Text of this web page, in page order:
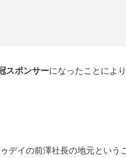
スポンサーになったことによ
デイの前澤社長の地元という